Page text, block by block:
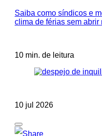
Saiba como síndicos e
clima de férias sem abrir
10 min. de leitura
10 jul 2026